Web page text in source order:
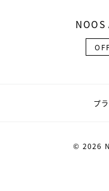
NOOS
© 2026
プ